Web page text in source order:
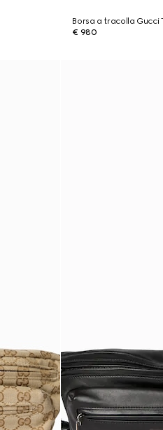
Borsa a tracolla Gucci
€ 980